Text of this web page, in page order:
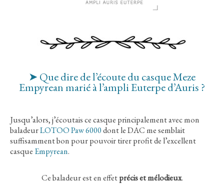
➤ Que dire de l’écoute du casque Meze
Empyrean marié à l’ampli Euterpe d’Auris ?
Jusqu’alors, j’écoutais ce casque principalement avec mon
baladeurLOTOO Paw 6000dont le DAC me semblait
suffisamment bon pour pouvoir tirer profit de l’excellent
casque Empyrean.
Ce baladeur est en effetprécis et mélodieux.